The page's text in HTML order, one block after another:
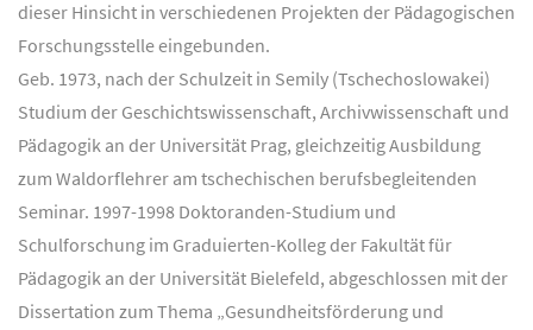
dieser Hinsicht in verschiedenen Projekten der Pädagogischen
Forschungsstelle eingebunden.
Geb. 1973, nach der Schulzeit in Semily (Tschechoslowakei)
Studium der Geschichtswissenschaft, Archivwissenschaft und
Pädagogik an der Universität Prag, gleichzeitig Ausbildung
zum Waldorflehrer am tschechischen berufsbegleitenden
Seminar. 1997-1998 Doktoranden-Studium und
Schulforschung im Graduierten-Kolleg der Fakultät für
Pädagogik an der Universität Bielefeld, abgeschlossen mit der
Dissertation zum Thema „Gesundheitsförderung und